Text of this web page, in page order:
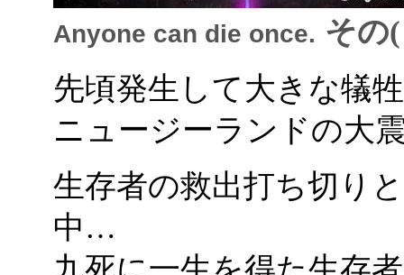
Anyone can die once. その
先頃発生して大きな犠
ニュージーランドの大
生存者の救出打ち切り
中…